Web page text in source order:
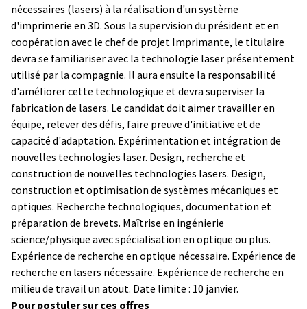
nécessaires (lasers) à la réalisation d'un système
d'imprimerie en 3D. Sous la supervision du président et en
coopération avec le chef de projet Imprimante, le titulaire
devra se familiariser avec la technologie laser présentement
utilisé par la compagnie. Il aura ensuite la responsabilité
d'améliorer cette technologique et devra superviser la
fabrication de lasers. Le candidat doit aimer travailler en
équipe, relever des défis, faire preuve d'initiative et de
capacité d'adaptation. Expérimentation et intégration de
nouvelles technologies laser. Design, recherche et
construction de nouvelles technologies lasers. Design,
construction et optimisation de systèmes mécaniques et
optiques. Recherche technologiques, documentation et
préparation de brevets. Maîtrise en ingénierie
science/physique avec spécialisation en optique ou plus.
Expérience de recherche en optique nécessaire. Expérience de
recherche en lasers nécessaire. Expérience de recherche en
milieu de travail un atout. Date limite : 10 janvier.
Pour postuler sur ces offres